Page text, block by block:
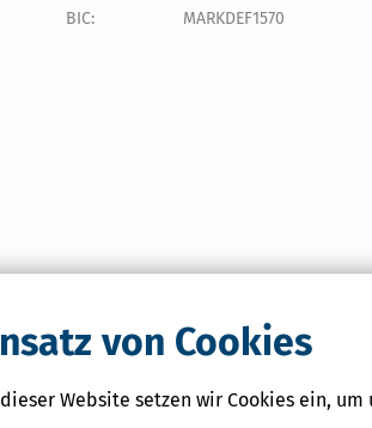
von Cookies
Website setzen wir Cookies ein, um
BIC:
MARKDEF1570